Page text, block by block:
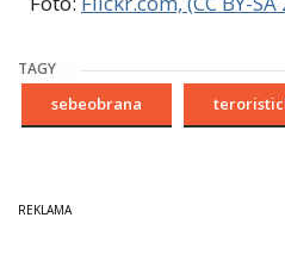
TAGY
sebeobrana